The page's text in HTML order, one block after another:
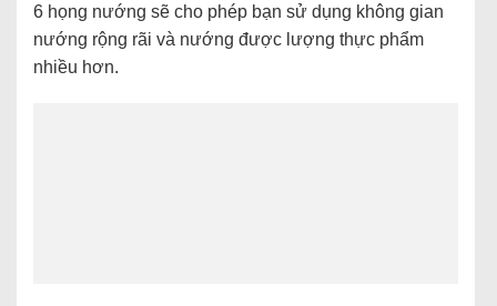
6 họng nướng sẽ cho phép bạn sử dụng không gian
nướng rộng rãi và nướng được lượng thực phẩm
nhiều hơn.